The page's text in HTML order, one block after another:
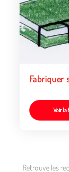
Fabriquer
Voir la
Retrouve les